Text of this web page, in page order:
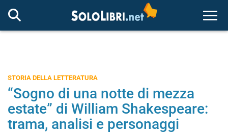
STORIA DELLA LETTERATURA
“Sogno di una notte di mezza
estate” di William Shakespeare:
trama, analisi e personaggi